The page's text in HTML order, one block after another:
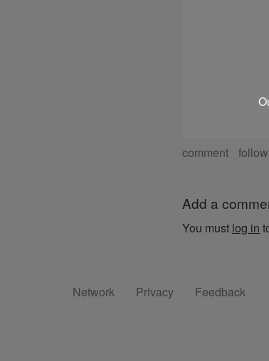
comment follow
Add a
You must log in
Network Privacy Feedback